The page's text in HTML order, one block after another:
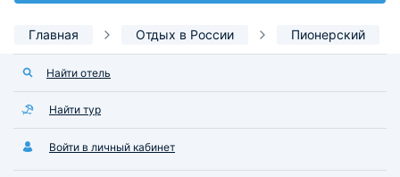
Главная Отдых в России Пионерский
Найти отель
Найти тур
Войти в личный кабинет